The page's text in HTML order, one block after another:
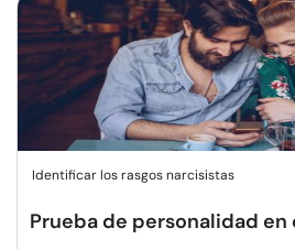
Identificar los rasgos narcisistas
Prueba de personalidad